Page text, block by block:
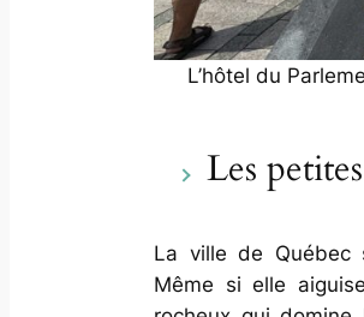
L’hôtel du
Les
La ville de Québec
Même si elle